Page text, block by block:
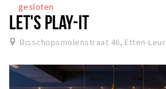
gesloten
LET'S PLAY-IT
Bisschopsmolenstraat 46, Etten-Leur